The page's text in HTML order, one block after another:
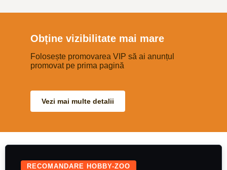
Jagdterrier. Mic la stat, mare la
Fara ezitare. Fara frica. Fara
pauza Baterie nucleara pe 4
instinct, adrenalina. 3 pui
Obține vizibilitate mai mare
Folosește promovarea VIP să ai anunțul
promovat pe prima pagină
Vezi mai multe detalii
RECOMANDARE HOBBY-ZOO